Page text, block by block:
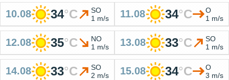
10.08 34°C
SO
1 m/s
11.08 34°C
O
1 m/s
12.08 35°C
NO
1 m/s
13.08 33°C
SO
1 m/s
14.08 33°C
SO
2 m/s
15.08 34°C
O
3 m/s